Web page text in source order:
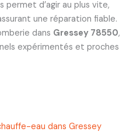
permet d’agir au plus vite,
une réparation fiable.
dans Gressey 78550,
expérimentés et proches
eau dans Gressey